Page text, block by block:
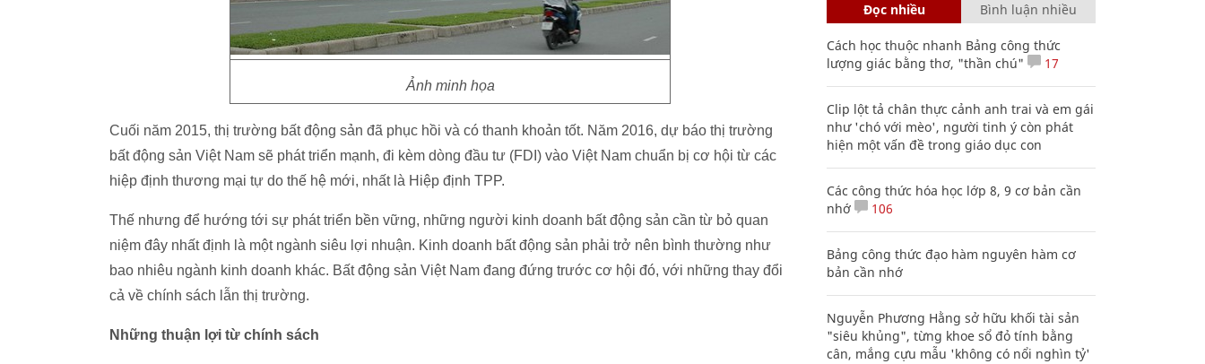
Ảnh minh họa
Cuối năm 2015, thị trường bất động sản đã phục hồi và có thanh khoản tốt. Năm 2016, dự báo thị trường
bất động sản Việt Nam sẽ phát triển mạnh, đi kèm dòng đầu tư (FDI) vào Việt Nam chuẩn bị cơ hội từ các
hiệp định thương mại tự do thế hệ mới, nhất là Hiệp định TPP.
Thế nhưng để hướng tới sự phát triển bền vững, những người kinh doanh bất động sản cần từ bỏ quan
niệm đây nhất định là một ngành siêu lợi nhuận. Kinh doanh bất động sản phải trở nên bình thường như
bao nhiêu ngành kinh doanh khác. Bất động sản Việt Nam đang đứng trước cơ hội đó, với những thay đổi
cả về chính sách lẫn thị trường.
Những thuận lợi từ chính sách
Đọc nhiều Bình luận nhiều
Cách học thuộc nhanh Bảng công thức
lượng giác bằng thơ, "thần chú"
17
Clip lột tả chân thực cảnh anh trai và em gái
như 'chó với mèo', người tinh ý còn phát
hiện một vấn đề trong giáo dục con
Các công thức hóa học lớp 8, 9 cơ bản cần
nhớ
106
Bảng công thức đạo hàm nguyên hàm cơ
bản cần nhớ
Nguyễn Phương Hằng sở hữu khối tài sản
"siêu khủng", từng khoe sổ đỏ tính bằng
cân, mắng cựu mẫu 'không có nổi nghìn tỷ'